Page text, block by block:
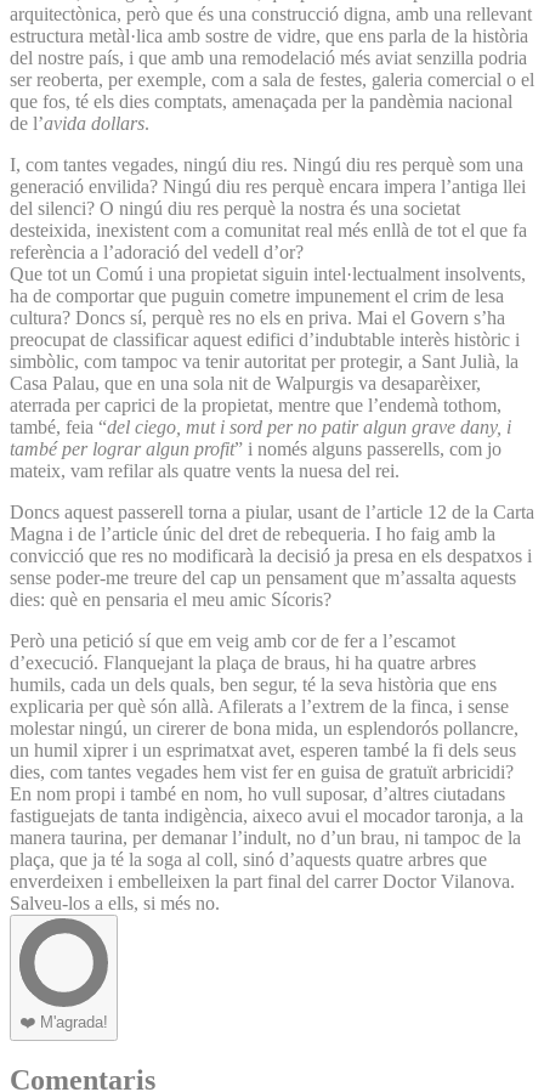
arquitectònica, però que és una construcció digna, amb una rellevant
estructura metàl·lica amb sostre de vidre, que ens parla de la història
del nostre país, i que amb una remodelació més aviat senzilla podria
ser reoberta, per exemple, com a sala de festes, galeria comercial o el
que fos, té els dies comptats, amenaçada per la pandèmia nacional
de l’avida dollars.
I, com tantes vegades, ningú diu res. Ningú diu res perquè som una
generació envilida? Ningú diu res perquè encara impera l’antiga llei
del silenci? O ningú diu res perquè la nostra és una societat
desteixida, inexistent com a comunitat real més enllà de tot el que fa
referència a l’adoració del vedell d’or?
Que tot un Comú i una propietat siguin intel·lectualment insolvents,
ha de comportar que puguin cometre impunement el crim de lesa
cultura? Doncs sí, perquè res no els en priva. Mai el Govern s’ha
preocupat de classificar aquest edifici d’indubtable interès històric i
simbòlic, com tampoc va tenir autoritat per protegir, a Sant Julià, la
Casa Palau, que en una sola nit de Walpurgis va desaparèixer,
aterrada per caprici de la propietat, mentre que l’endemà tothom,
també, feia “del ciego, mut i sord per no patir algun grave dany, i
també per lograr algun profit” i només alguns passerells, com jo
mateix, vam refilar als quatre vents la nuesa del rei.
Doncs aquest passerell torna a piular, usant de l’article 12 de la Carta
Magna i de l’article únic del dret de rebequeria. I ho faig amb la
convicció que res no modificarà la decisió ja presa en els despatxos i
sense poder-me treure del cap un pensament que m’assalta aquests
dies: què en pensaria el meu amic Sícoris?
Però una petició sí que em veig amb cor de fer a l’escamot
d’execució. Flanquejant la plaça de braus, hi ha quatre arbres
humils, cada un dels quals, ben segur, té la seva història que ens
explicaria per què són allà. Afilerats a l’extrem de la finca, i sense
molestar ningú, un cirerer de bona mida, un esplendorós pollancre,
un humil xiprer i un esprimatxat avet, esperen també la fi dels seus
dies, com tantes vegades hem vist fer en guisa de gratuït arbricidi?
En nom propi i també en nom, ho vull suposar, d’altres ciutadans
fastiguejats de tanta indigència, aixeco avui el mocador taronja, a la
manera taurina, per demanar l’indult, no d’un brau, ni tampoc de la
plaça, que ja té la soga al coll, sinó d’aquests quatre arbres que
enverdeixen i embelleixen la part final del carrer Doctor Vilanova.
Salveu-los a ells, si més no.
❤️ M'agrada!
Comentaris